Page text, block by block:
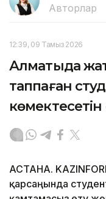
Авторлар
12:39, 09 Тамыз 2026
Алматыда
таппаған
АСТАНА.
қарсаңында